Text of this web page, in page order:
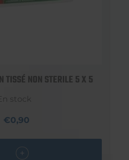
TISSÉ NON STERILE 5 X 5
stock
€0,90